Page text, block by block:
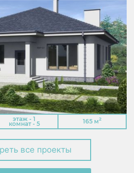
этаж - 1
комнат - 5 165 м2
все проекты